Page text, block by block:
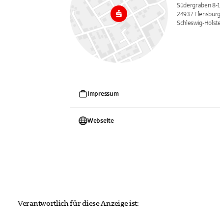
Südergraben 8-
24937 Flensburg
Schleswig-
Impressum
Webseite
Verantwortlich für diese Anzeige ist: